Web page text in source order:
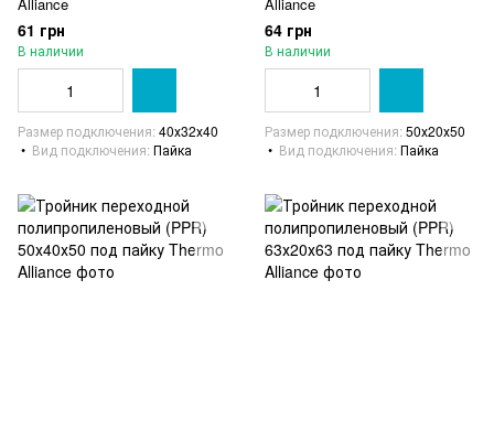
61 грн
В наличии
Размер подключения 40х32х40
Вид подключения Пайка
64 грн
В наличии
Размер подключения 50х20х50
Вид подключения Пайка